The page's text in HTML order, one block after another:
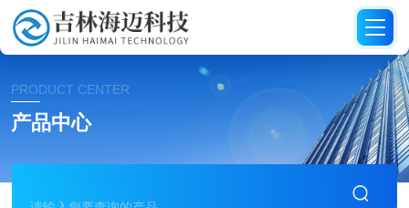
PRODUCT CENTER
产品中心